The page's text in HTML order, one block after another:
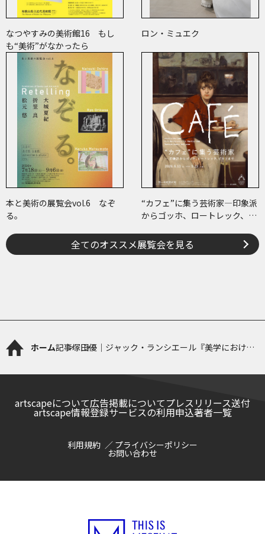
なつやすみの美術館16 もし
も“美術”がなかったら
ロン・ミュエク
本と美術の展覧会vol.6 なぞ
る。
“カフェ”に集う芸術家―印象派
からゴッホ、ロートレック、ピ
全てのオススメ展覧会を見る
ホーム記事塚田優｜ジャック・ランシエール『美学における
artscapeについて広告掲載についてプレスリリース送付
artscape情報登録サービスの利用申込著者一覧
利用規約 プライバシーポリシー
お問い合わせ